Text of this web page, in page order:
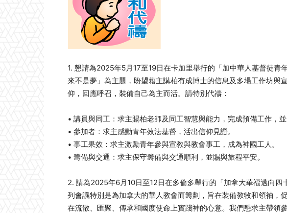
1. 懇請為2025年5月17至19日在卡加里舉行的「加中華人基督徒青
來不是夢」為主題，盼望藉主講柏有成博士的信息及多場工作坊與
仰，回應呼召，裝備自己為主而活。請特別代禱：
• 講員與同工：求主賜柏老師及同工智慧與能力，完成預備工作，並
• 參加者：求主感動青年效法基督，活出信仰見證。
• 事工果效：求主激勵青年參與宣教與教會事工，成為神國工人。
• 籌備與交通：求主保守籌備與交通順利，並賜與旅程平安。
2. 請為2025年6月10日至12日在多倫多舉行的「加拿大華福邁向四
列會議特別是為加拿大的華人教會而籌劃，旨在裝備教牧和領袖，
在流散、匯聚、傳承和國度使命上實踐神的心意。我們懇求主帶領